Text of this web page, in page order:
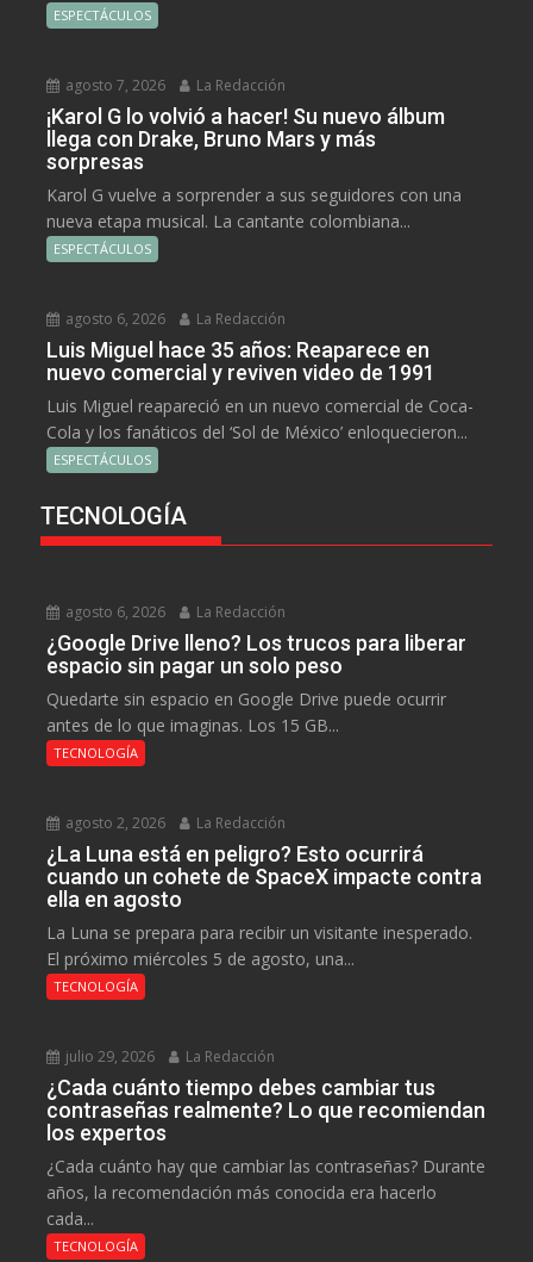
ESPECTÁCULOS
agosto 7, 2026 La Redacción
¡Karol G lo volvió a hacer! Su nuevo álbum
llega con Drake, Bruno Mars y más
sorpresas
Karol G vuelve a sorprender a sus seguidores con una
nueva etapa musical. La cantante colombiana...
ESPECTÁCULOS
agosto 6, 2026 La Redacción
Luis Miguel hace 35 años: Reaparece en
nuevo comercial y reviven video de 1991
Luis Miguel reapareció en un nuevo comercial de Coca-
Cola y los fanáticos del ‘Sol de México’ enloquecieron...
ESPECTÁCULOS
TECNOLOGÍA
agosto 6, 2026 La Redacción
¿Google Drive lleno? Los trucos para liberar
espacio sin pagar un solo peso
Quedarte sin espacio en Google Drive puede ocurrir
antes de lo que imaginas. Los 15 GB...
TECNOLOGÍA
agosto 2, 2026 La Redacción
¿La Luna está en peligro? Esto ocurrirá
cuando un cohete de SpaceX impacte contra
ella en agosto
La Luna se prepara para recibir un visitante inesperado.
El próximo miércoles 5 de agosto, una...
TECNOLOGÍA
julio 29, 2026 La Redacción
¿Cada cuánto tiempo debes cambiar tus
contraseñas realmente? Lo que recomiendan
los expertos
¿Cada cuánto hay que cambiar las contraseñas? Durante
años, la recomendación más conocida era hacerlo
cada...
TECNOLOGÍA